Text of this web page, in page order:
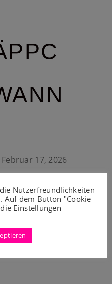
Februar 17, 2026
Nutzerfreundlichkeiten
Auf dem Button "Cookie
Einstellungen